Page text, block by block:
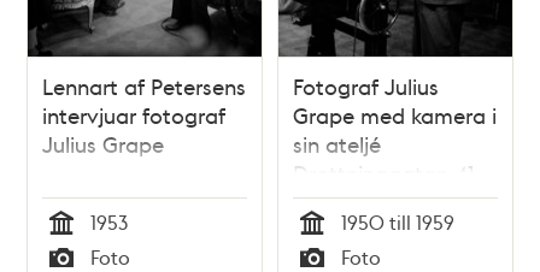
Lennart af Petersens
intervjuar fotograf
Julius Grape
Tid
1953
Foto
Fotograf Julius
Grape med kamera i
sin ateljé
Drottninggatan 41
Tid
1950 till 1959
Foto